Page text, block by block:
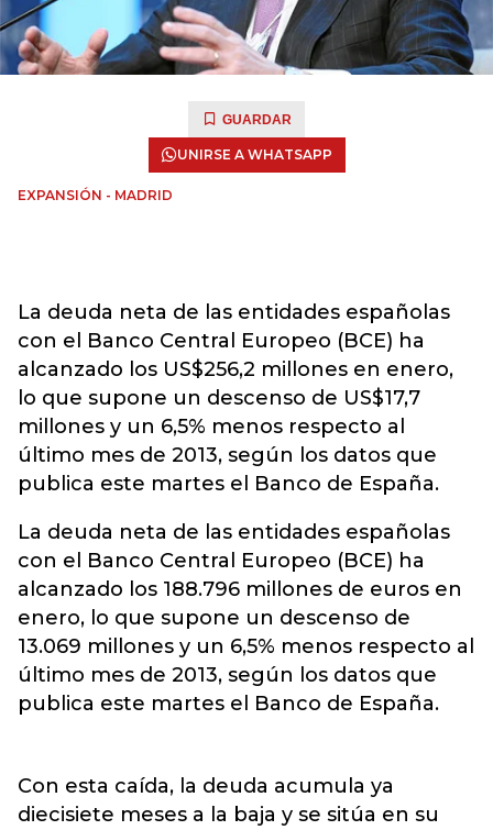
GUARDAR
UNIRSE A WHATSAPP
EXPANSIÓN - MADRID
La deuda neta de las entidades españolas
con el Banco Central Europeo (BCE) ha
alcanzado los US$256,2 millones en enero,
lo que supone un descenso de US$17,7
millones y un 6,5% menos respecto al
último mes de 2013, según los datos que
publica este martes el Banco de España.
La deuda neta de las entidades españolas
con el Banco Central Europeo (BCE) ha
alcanzado los 188.796 millones de euros en
enero, lo que supone un descenso de
13.069 millones y un 6,5% menos respecto al
último mes de 2013, según los datos que
publica este martes el Banco de España.
Con esta caída, la deuda acumula ya
diecisiete meses a la baja y se sitúa en su